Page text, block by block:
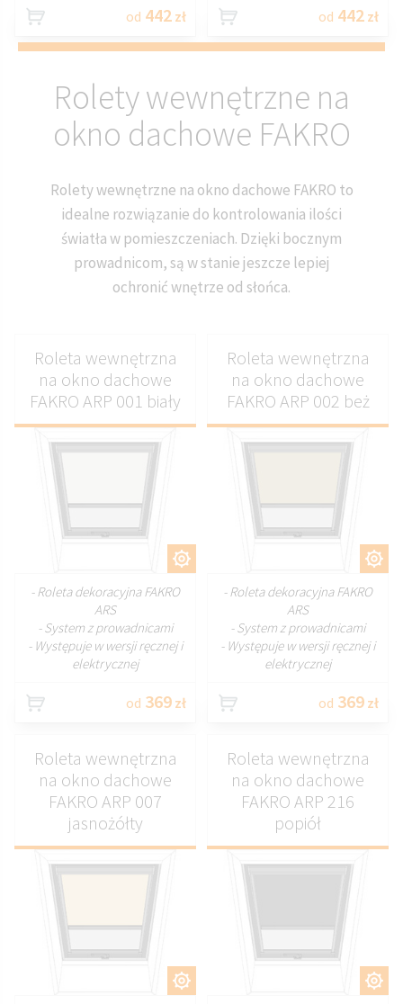
od 442 zł od 442 zł
Rolety wewnętrzne na
okno dachowe FAKRO
Rolety wewnętrzne na okno dachowe FAKRO to
idealne rozwiązanie do kontrolowania ilości
światła w pomieszczeniach. Dzięki bocznym
prowadnicom, są w stanie jeszcze lepiej
ochronić wnętrze od słońca.
Roleta wewnętrzna
na okno dachowe
FAKRO ARP 001 biały
- Roleta dekoracyjna FAKRO
ARS
- System z prowadnicami
- Występuje w wersji ręcznej i
elektrycznej
od 369 zł
Roleta wewnętrzna
na okno dachowe
FAKRO ARP 002 beż
- Roleta dekoracyjna FAKRO
ARS
- System z prowadnicami
- Występuje w wersji ręcznej i
elektrycznej
od 369 zł
Roleta wewnętrzna
na okno dachowe
FAKRO ARP 007
jasnożółty
Roleta wewnętrzna
na okno dachowe
FAKRO ARP 216
popiół